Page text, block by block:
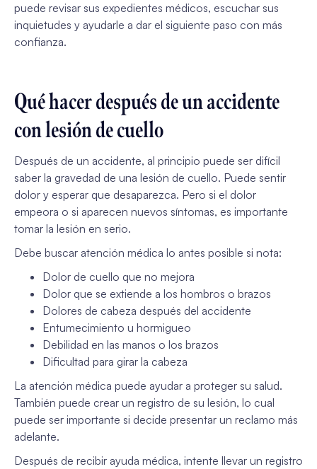
puede revisar sus expedientes médicos, escuchar sus
inquietudes y ayudarle a dar el siguiente paso con más
confianza.
Qué hacer después de un accidente
con lesión de cuello
Después de un accidente, al principio puede ser difícil
saber la gravedad de una lesión de cuello. Puede sentir
dolor y esperar que desaparezca. Pero si el dolor
empeora o si aparecen nuevos síntomas, es importante
tomar la lesión en serio.
Debe buscar atención médica lo antes posible si nota:
Dolor de cuello que no mejora
Dolor que se extiende a los hombros o brazos
Dolores de cabeza después del accidente
Entumecimiento u hormigueo
Debilidad en las manos o los brazos
Dificultad para girar la cabeza
La atención médica puede ayudar a proteger su salud.
También puede crear un registro de su lesión, lo cual
puede ser importante si decide presentar un reclamo más
adelante.
Después de recibir ayuda médica, intente llevar un registro